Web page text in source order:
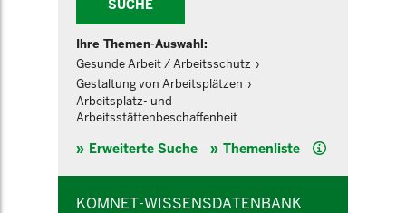
SUCHE
Ihre Themen-Auswahl:
Gesunde Arbeit / Arbeitsschutz
Gestaltung von Arbeitsplätzen
Arbeitsplatz- und
Arbeitsstättenbeschaffenheit
Erweiterte Suche Themenliste Hilfe
KOMNET-WISSENSDATENBANK